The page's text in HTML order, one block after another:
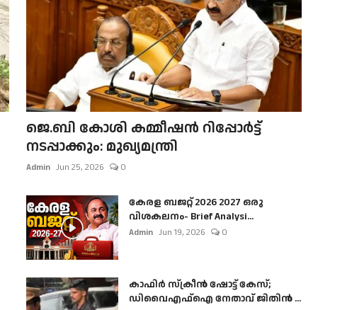
ജെ.ബി കോശി കമ്മീഷൻ റിപ്പോർട്ട്
നടപ്പാക്കും: മുഖ്യമന്ത്രി
Admin Jun 25, 2026 0
കേരള ബജറ്റ് 2026 2027 ഒരു
വിശകലനം- Brief Analysi...
Admin Jun 19, 2026 0
കാഫിർ സ്‌ക്രീൻ ഷോട്ട് കേസ്;
ഡിവൈഎഫ്ഐ നേതാവ് ജിതിൻ ...